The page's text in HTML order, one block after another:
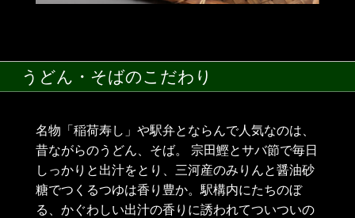
うどん・そばのこだわり
名物「稲荷寿し」や駅弁とならんで人気なのは、
昔ながらのうどん、そば。 宗田鰹とサバ節で毎日
しっかりと出汁をとり、三河産のみりんと醤油砂
糖でつくるつゆは香り豊か。駅構内にたちのぼ
る、かぐわしい出汁の香りに誘われてついついの